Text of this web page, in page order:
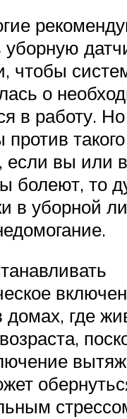
уборную
чтобы
о
в работу.
против
если вы или
болеют, то
в уборной
домах, где